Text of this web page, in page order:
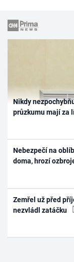
Nikdy
průzkumu mají za
Nebezpečí na
doma, hrozí
Zemřel už před
nezvládl zatáčku